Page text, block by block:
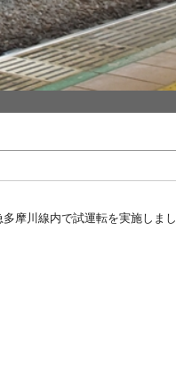
摩川線内で試運転を実施しまし